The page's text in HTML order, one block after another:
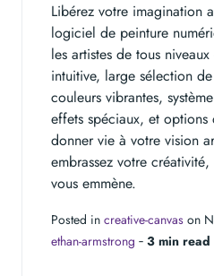
Libérez votre imagination
logiciel de peinture
les artistes de tous
intuitive, large sélection
couleurs vibrantes,
effets spéciaux, et
donner vie à votre vision
embrassez votre
vous emmène.
Posted in creative-canvas on
ethan-armstrong ‐ 3 min read